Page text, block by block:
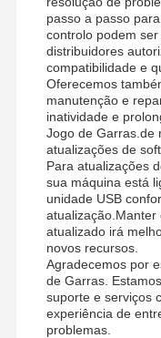
passo a passo
controlo podem
distribuidores
compatibilidade e
Oferecemos
manutenção e
inatividade e
Jogo de Garras.de
atualizações de
Para atualizações
sua máquina está
unidade USB
atualização.Manter
atualizado irá
novos recursos.
Agradecemos por
de Garras.
suporte e serviços
experiência de
problemas.